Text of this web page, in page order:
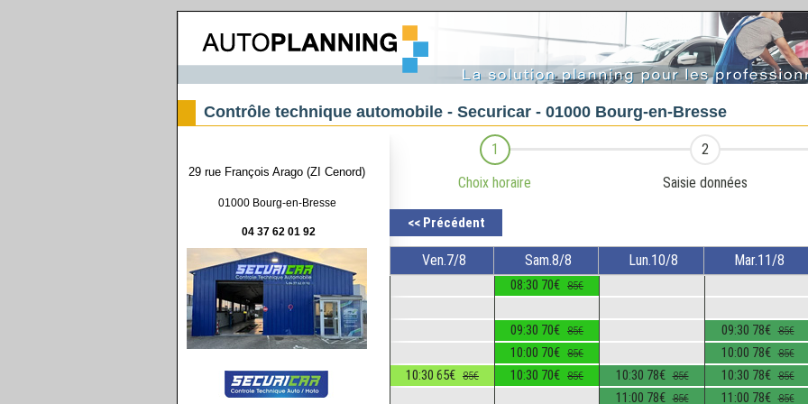
Contrôle technique automobile - Securicar - 01000 Bourg-en-Bresse
29 rue François Arago (ZI Cenord)
01000 Bourg-en-Bresse
04 37 62 01 92